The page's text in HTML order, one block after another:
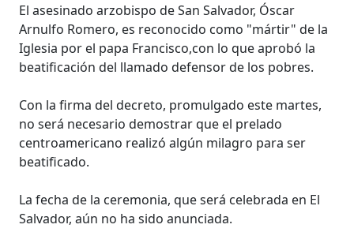
El asesinado arzobispo de San Salvador, Óscar
Arnulfo Romero, es reconocido como "mártir" de la
Iglesia por el papa Francisco,con lo que aprobó la
beatificación del llamado defensor de los pobres.
Con la firma del decreto, promulgado este martes,
no será necesario demostrar que el prelado
centroamericano realizó algún milagro para ser
beatificado.
La fecha de la ceremonia, que será celebrada en El
Salvador, aún no ha sido anunciada.